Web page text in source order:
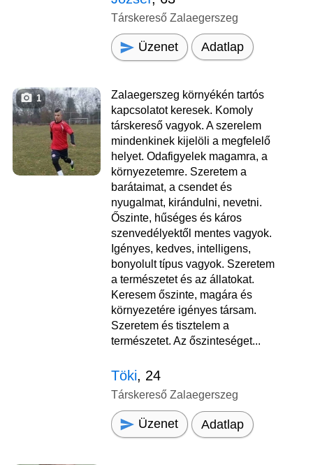
Társkereső Zalaegerszeg
Üzenet Adatlap
1
Zalaegerszeg környékén tartós
kapcsolatot keresek. Komoly
társkereső vagyok. A szerelem
mindenkinek kijelöli a megfelelő
helyet. Odafigyelek magamra, a
környezetemre. Szeretem a
barátaimat, a csendet és
nyugalmat, kirándulni, nevetni.
Őszinte, hűséges és káros
szenvedélyektől mentes vagyok.
Igényes, kedves, intelligens,
bonyolult típus vagyok. Szeretem
a természetet és az állatokat.
Keresem őszinte, magára és
környezetére igényes társam.
Szeretem és tisztelem a
természetet. Az őszinteséget...
Töki, 24
Társkereső Zalaegerszeg
Üzenet Adatlap